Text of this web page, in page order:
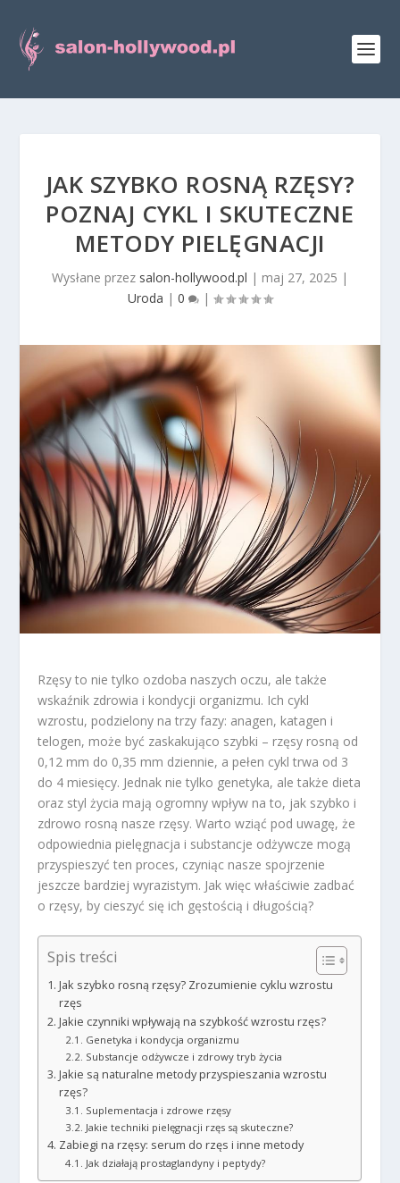
JAK SZYBKO ROSNĄ RZĘSY?
POZNAJ CYKL I SKUTECZNE
METODY PIELĘGNACJI
Wysłane przez salon-hollywood.pl | maj 27, 2025 |
Uroda | 0 |
Rzęsy to nie tylko ozdoba naszych oczu, ale także
wskaźnik zdrowia i kondycji organizmu. Ich cykl
wzrostu, podzielony na trzy fazy: anagen, katagen i
telogen, może być zaskakująco szybki – rzęsy rosną od
0,12 mm do 0,35 mm dziennie, a pełen cykl trwa od 3
do 4 miesięcy. Jednak nie tylko genetyka, ale także dieta
oraz styl życia mają ogromny wpływ na to, jak szybko i
zdrowo rosną nasze rzęsy. Warto wziąć pod uwagę, że
odpowiednia pielęgnacja i substancje odżywcze mogą
przyspieszyć ten proces, czyniąc nasze spojrzenie
jeszcze bardziej wyrazistym. Jak więc właściwie zadbać
o rzęsy, by cieszyć się ich gęstością i długością?
Spis treści
Jak szybko rosną rzęsy? Zrozumienie cyklu wzrostu
rzęs
Jakie czynniki wpływają na szybkość wzrostu rzęs?
Genetyka i kondycja organizmu
Substancje odżywcze i zdrowy tryb życia
Jakie są naturalne metody przyspieszania wzrostu
rzęs?
Suplementacja i zdrowe rzęsy
Jakie techniki pielęgnacji rzęs są skuteczne?
Zabiegi na rzęsy: serum do rzęs i inne metody
Jak działają prostaglandyny i peptydy?